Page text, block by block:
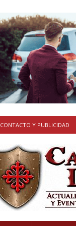
CONTACTO Y PUBLICIDAD